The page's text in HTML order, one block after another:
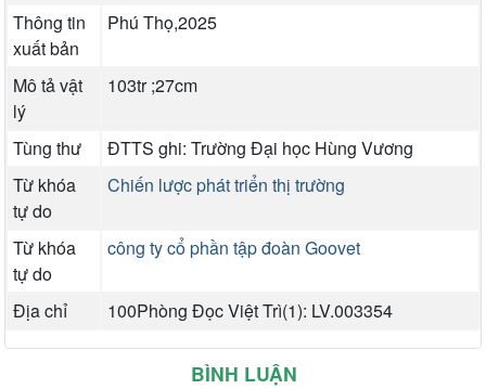
Thông tin
xuất bản
Phú Thọ,2025
Mô tả vật
lý
103tr ;27cm
Tùng thư
ĐTTS ghi: Trường Đại học Hùng Vương
Từ khóa
tự do
Chiến lược phát triển thị trường
Từ khóa
tự do
công ty cổ phần tập đoàn Goovet
Địa chỉ 100Phòng Đọc Việt Trì(1): LV.003354
BÌNH LUẬN